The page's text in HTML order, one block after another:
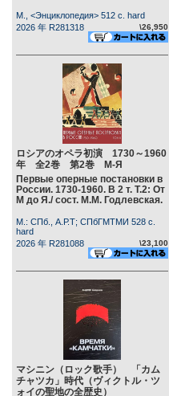
М., <Энциклопедия> 512 c. hard
2026 年 R281318
\26,950
ロシアのオペラ初演 1730～1960
年 全2巻 第2巻 М-Я
Первые оперные постановки в
России. 1730-1960. В 2 т. Т.2: От
М до Я./ сост. М.М. Годлевская.
М.: СПб., А.Р.Т; СПбГМТМИ 528 c.
hard
2026 年 R281088
\23,100
マシニン（ロック歌手） 「カム
チャツカ」時代（ヴィクトル・ツ
ォイの聖地の全歴史）